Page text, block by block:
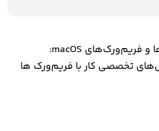
API‌ها و فریم‌ورک‌های macOS:
تخصصی کار با فریم‌ورک‌ ها